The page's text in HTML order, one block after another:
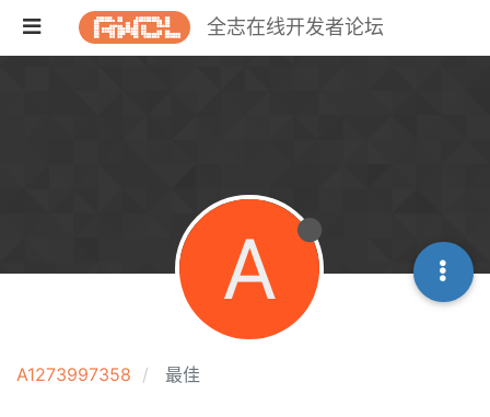
全志在线开发者论坛
A1273997358 最佳
A